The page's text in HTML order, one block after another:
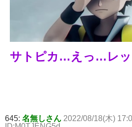
サトピカ…えっ…レ
645: 名無しさん 2022/08/18(木)